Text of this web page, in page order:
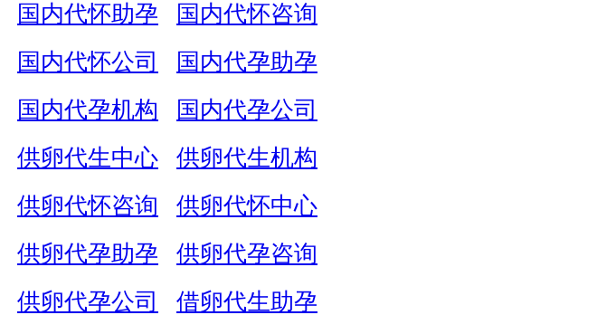
国内代怀助孕
国内代怀咨询
国内代怀公司
国内代孕助孕
国内代孕机构
国内代孕公司
供卵代生中心
供卵代生机构
供卵代怀咨询
供卵代怀中心
供卵代孕助孕
供卵代孕咨询
供卵代孕公司
借卵代生助孕